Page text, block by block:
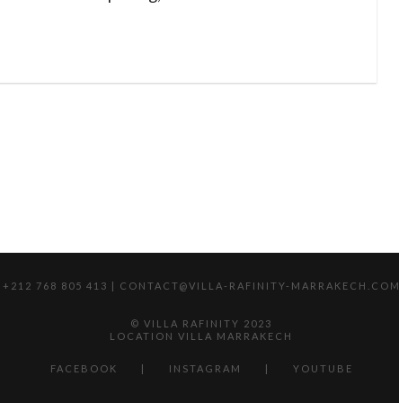
+212 768 805 413 | CONTACT@VILLA-RAFINITY-MARRAKECH.COM
© VILLA RAFINITY 2023
LOCATION VILLA MARRAKECH
FACEBOOK INSTAGRAM YOUTUBE